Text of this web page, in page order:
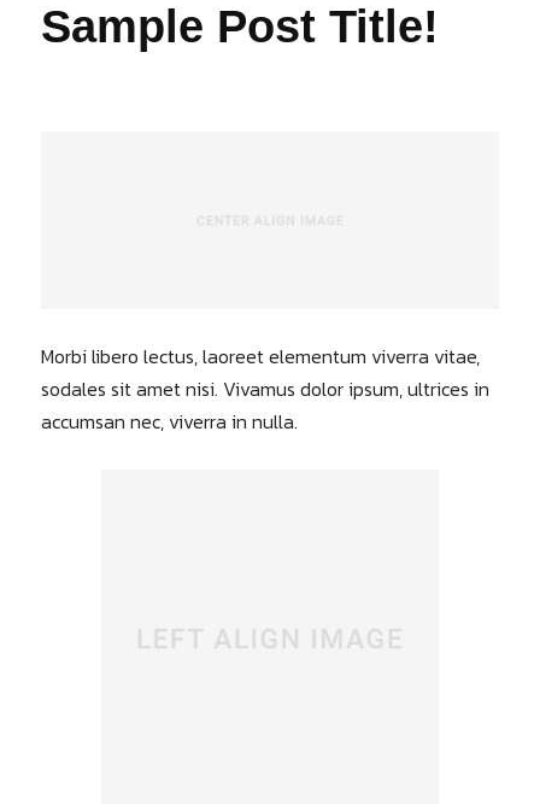
Sample Post Title!
Morbi libero lectus, laoreet elementum viverra vitae,
sodales sit amet nisi. Vivamus dolor ipsum, ultrices in
accumsan nec, viverra in nulla.